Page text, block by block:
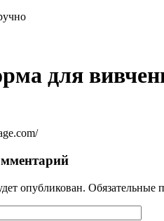
для
опубликован. Обязательные